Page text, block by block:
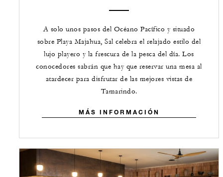
A solo unos pasos del Océano Pacífico y situado
sobre Playa Majahua, Sal celebra el relajado estilo del
lujo playero y la frescura de la pesca del día. Los
conocedores sabrán que hay que reservar una mesa al
atardecer para disfrutar de las mejores vistas de
Tamarindo.
MÁS INFORMACIÓN